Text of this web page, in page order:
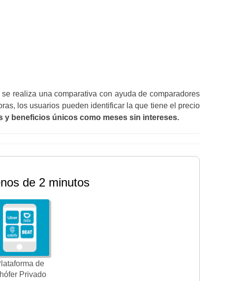
realiza una comparativa con ayuda de comparadores
los usuarios pueden identificar la que tiene el precio
y beneficios únicos como meses sin intereses.
de 2 minutos
de
Privado